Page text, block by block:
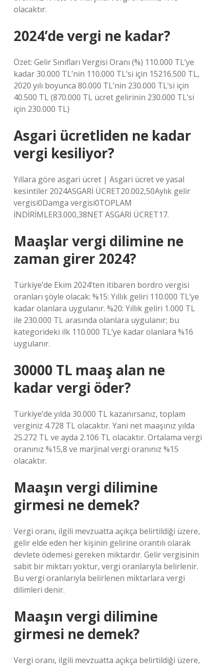
olacaktır.
2024’de vergi ne kadar?
Özet: Gelir Sınıfları Vergisi Oranı (%) 110.000 TL’ye
kadar 30.000 TL’nin 110.000 TL’si için 15216.500 TL,
2020 yılı boyunca 80.000 TL’nin 230.000 TL’si için
40.500 TL (870.000 TL ücret gelirinin 230.000 TL’si
için 230.000 TL)
Asgari ücretliden ne kadar
vergi kesiliyor?
Yıllara göre asgari ücret | Asgari ücret ve yasal
kesintiler 2024ASGARİ ÜCRET20.002,50Aylık gelir
vergisi0Damga vergisi0TOPLAM
İNDİRİMLER3.000,38NET ASGARİ ÜCRET17.
Maaşlar vergi dilimine ne
zaman girer 2024?
Türkiye’de Ekim 2024’ten itibaren bordro vergisi
oranları şöyle olacak: %15: Yıllık geliri 110.000 TL’ye
kadar olanlara uygulanır. %20: Yıllık geliri 1.000 TL
ile 230.000 TL arasında olanlara uygulanır; bu
kategorideki ilk 110.000 TL’ye kadar olanlara %16
uygulanır.
30000 TL maaş alan ne
kadar vergi öder?
Türkiye’de yılda 30.000 TL kazanırsanız, toplam
verginiz 4.728 TL olacaktır. Yani net maaşınız yılda
25.272 TL ve ayda 2.106 TL olacaktır. Ortalama vergi
oranınız %15,8 ve marjinal vergi oranınız %15
olacaktır.
Maaşın vergi dilimine
girmesi ne demek?
Vergi oranı, ilgili mevzuatta açıkça belirtildiği üzere,
gelir elde eden her kişinin gelirine orantılı olarak
devlete ödemesi gereken miktardır. Gelir vergisinin
sabit bir miktarı yoktur, vergi oranlarıyla belirlenir.
Bu vergi oranlarıyla belirlenen miktarlara vergi
dilimleri denir.
Maaşın vergi dilimine
girmesi ne demek?
Vergi oranı, ilgili mevzuatta açıkça belirtildiği üzere,